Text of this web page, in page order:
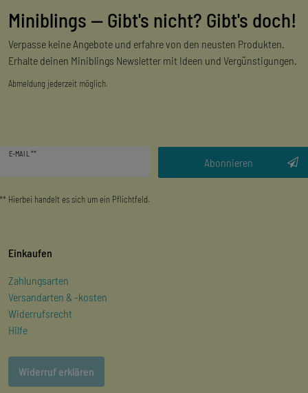
Miniblings — Gibt's nicht? Gibt's doch!
Verpasse keine Angebote und erfahre von den neusten Produkten.
Erhalte deinen Miniblings Newsletter mit Ideen und Vergünstigungen.
Abmeldung jederzeit möglich.
E-MAIL **
Abonnieren
** Hierbei handelt es sich um ein Pflichtfeld.
Einkaufen
Zahlungsarten
Versandarten & -kosten
Widerrufsrecht
Hilfe
Widerruf erklären